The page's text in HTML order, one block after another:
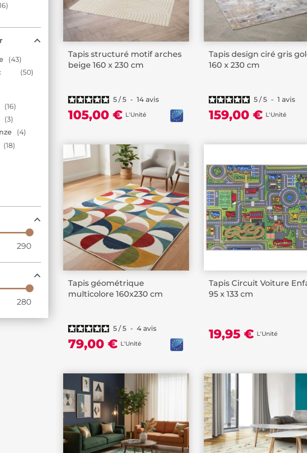
43
50
16
3
4
18
290
280
Tapis structuré motif arches
beige 160 x 230 cm
5/5 - 14 avis
105,00 € L'Unité
Tapis design ciré gris
160 x 230 cm
5/5 - 1 avis
159,00 € L'Unité
Tapis géométrique
multicolore 160x230 cm
5/5 - 4 avis
79,00 € L'Unité
Tapis Circuit Voiture
95 x 133 cm
19,95 € L'Unité